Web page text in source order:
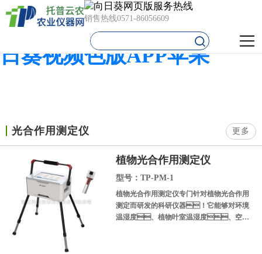
向日葵网页版,向日葵视频黄
色网站,向日葵污视频APP,向
日葵视频色版APP苹果
销售热线0571-86056609
光合作用测定仪 更多
植物光合作用测定仪
型号：TP-PM-1
植物光合作用测定仪专门针对植物光合作用
测定而研发的科研仪器！它能够对环境
温湿度、植物叶室温湿度、空气